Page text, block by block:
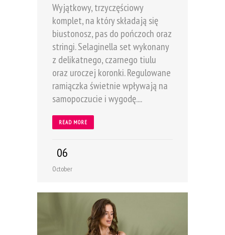
Wyjątkowy, trzyczęściowy
komplet, na który składają się
biustonosz, pas do pończoch oraz
stringi. Selaginella set wykonany
z delikatnego, czarnego tiulu
oraz uroczej koronki. Regulowane
ramiączka świetnie wpływają na
samopoczucie i wygodę....
READ MORE
06
October